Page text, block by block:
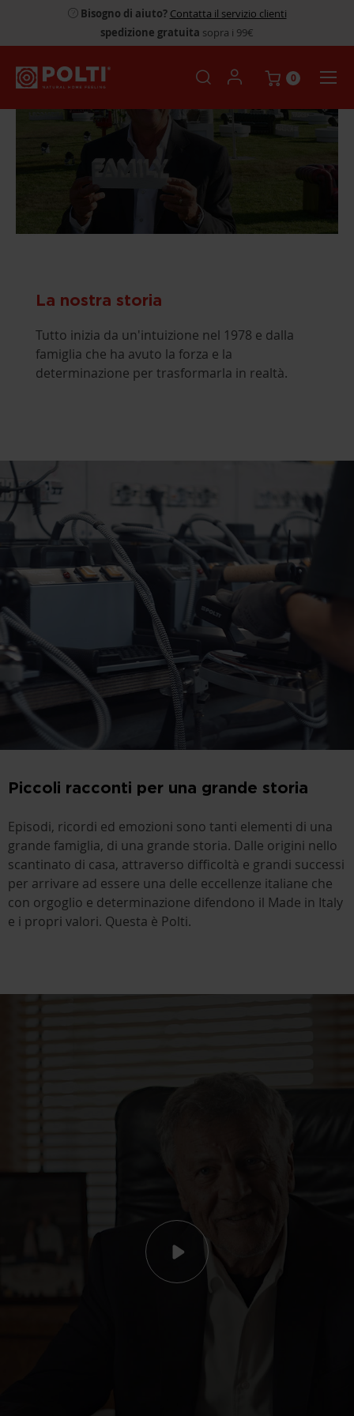
Bisogno di aiuto? Contatta il servizio clienti
spedizione gratuita sopra i 99€
0
La nostra storia
Tutto inizia da un'intuizione nel 1978 e dalla
famiglia che ha avuto la forza e la
determinazione per trasformarla in realtà.
Piccoli racconti per una grande storia
Episodi, ricordi ed emozioni sono tanti elementi di una
grande famiglia, di una grande storia. Dalle origini nello
scantinato di casa, attraverso difficoltà e grandi successi
per arrivare ad essere una delle eccellenze italiane che
con orgoglio e determinazione difendono il Made in Italy
e i propri valori. Questa è Polti.